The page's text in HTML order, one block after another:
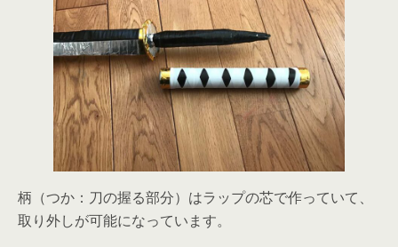
柄（つか：刀の握る部分）はラップの芯で作っていて、
取り外しが可能になっています。